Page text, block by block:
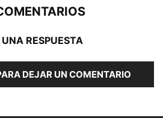
RESPUESTA
DEJAR UN COMENTARIO